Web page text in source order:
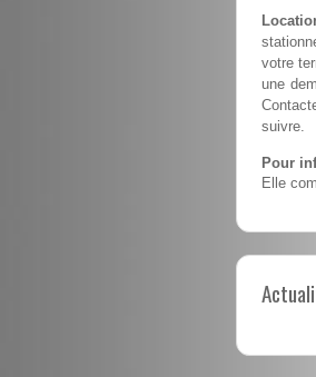
votre
une
suivre.
Pour
Elle